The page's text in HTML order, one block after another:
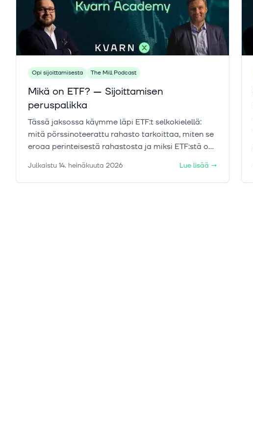
Opi sijoittamisesta The Mill Podcast
Mikä on ETF? — Sijoittamisen
peruspalikka
Tässä jaksossa käymme läpi ETF:t selkokielellä:
mitä pörssinoteerattu rahasto tarkoittaa, miten se
eroaa perinteisestä rahastosta ja miksi ETF:stä on
käytännön ymmärryksen siitä, miten ETF voi auttaa
hajauttamaan salkkua, pitämään kulut kurissa ja
Julkaistu 14. heinäkuuta 2026 Lue lisää →